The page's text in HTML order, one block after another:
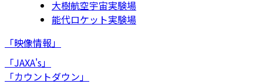
大樹航空宇宙実験場
能代ロケット実験場
「映像情報」
「JAXA's」
「カウントダウン」